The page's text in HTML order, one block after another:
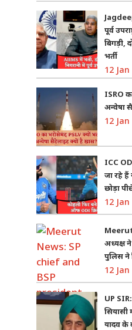
पूर्व
बिगड़ी,
भर्ती
12 Jan
ISRO
अन्वेषा
12 Jan
ICC
जा रहे हैं
छोड़ा
12 Jan
अध्यक्ष
पुलिस ने
12
UP
यादव के